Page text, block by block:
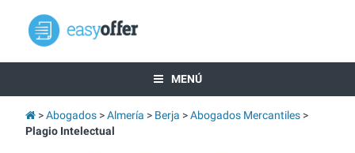
MENÚ
Abogados Almería Berja
Abogados Mercantiles
Plagio Intelectual